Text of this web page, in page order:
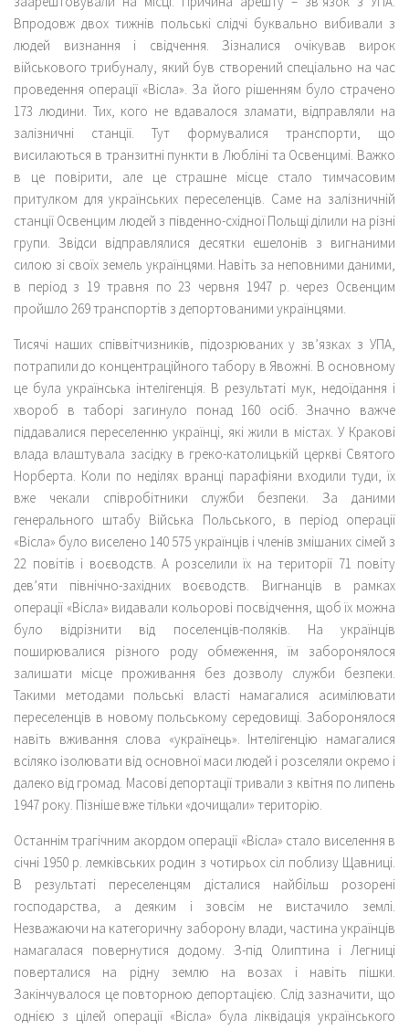
Впродовж двох тижнів польські слідчі буквально вибивали з
людей визнання і свідчення. Зізналися очікував вирок
військового трибуналу, який був створений спеціально на час
проведення операції «Вісла». За його рішенням було страчено
173 людини. Тих, кого не вдавалося зламати, відправляли на
залізничні станції. Тут формувалися транспорти, що
висилаються в транзитні пункти в Любліні та Освенцимі. Важко
в це повірити, але це страшне місце стало тимчасовим
притулком для українських переселенців. Саме на залізничній
станції Освенцим людей з південно-східної Польщі ділили на різні
групи. Звідси відправлялися десятки ешелонів з вигнаними
силою зі своїх земель українцями. Навіть за неповними даними,
в період з 19 травня по 23 червня 1947 р. через Освенцим
пройшло 269 транспортів з депортованими українцями.
Тисячі наших співвітчизників, підозрюваних у зв’язках з УПА,
потрапили до концентраційного табору в Явожні. В основному
це була українська інтелігенція. В результаті мук, недоїдання і
хвороб в таборі загинуло понад 160 осіб. Значно важче
піддавалися переселенню українці, які жили в містах. У Кракові
влада влаштувала засідку в греко-католицькій церкві Святого
Норберта. Коли по неділях вранці парафіяни входили туди, їх
вже чекали співробітники служби безпеки. За даними
генерального штабу Війська Польського, в період операції
«Вісла» було виселено 140 575 українців і членів змішаних сімей з
22 повітів і воєводств. А розселили їх на території 71 повіту
дев’яти північно-західних воєводств. Вигнанців в рамках
операції «Вісла» видавали кольорові посвідчення, щоб їх можна
було відрізнити від поселенців-поляків. На українців
поширювалися різного роду обмеження, їм заборонялося
залишати місце проживання без дозволу служби безпеки.
Такими методами польські власті намагалися асимілювати
переселенців в новому польському середовищі. Заборонялося
навіть вживання слова «українець». Інтелігенцію намагалися
всіляко ізолювати від основної маси людей і розселяли окремо і
далеко від громад. Масові депортації тривали з квітня по липень
1947 року. Пізніше вже тільки «дочищали» територію.
Останнім трагічним акордом операції «Вісла» стало виселення в
січні 1950 р. лемківських родин з чотирьох сіл поблизу Щавниці.
В результаті переселенцям дісталися найбільш розорені
господарства, а деяким і зовсім не вистачило землі.
Незважаючи на категоричну заборону влади, частина українців
намагалася повернутися додому. З-під Олиптина і Легниці
поверталися на рідну землю на возах і навіть пішки.
Закінчувалося це повторною депортацією. Слід зазначити, що
однією з цілей операції «Вісла» була ліквідація українського